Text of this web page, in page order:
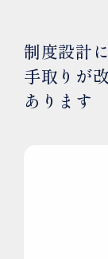
制度設計
手取りが
あります